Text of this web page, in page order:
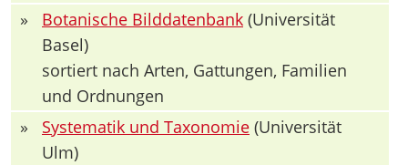
»
Botanische Bilddatenbank (Universität
Basel)
sortiert nach Arten, Gattungen, Familien
und Ordnungen
»
Systematik und Taxonomie (Universität
Ulm)